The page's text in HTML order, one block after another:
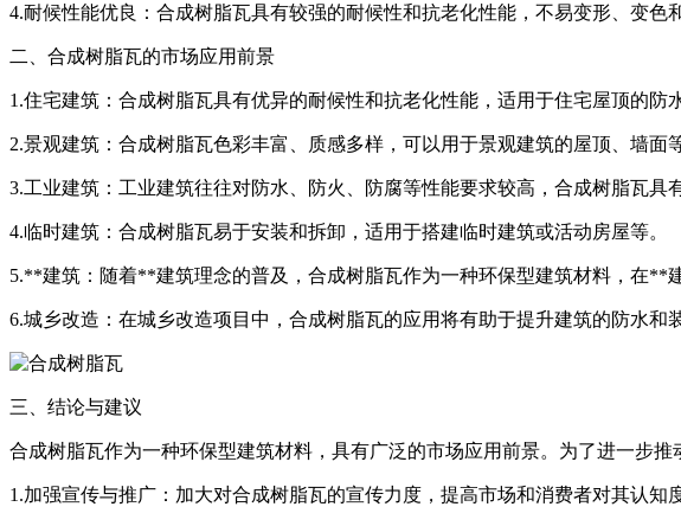
4.耐候性能优良：合成树脂瓦具有较强的耐候性和抗老化性能，不易变形、变色
二、合成树脂瓦的市场应用前景
1.住宅建筑：合成树脂瓦具有优异的耐候性和抗老化性能，适用于住宅屋顶的
2.景观建筑：合成树脂瓦色彩丰富、质感多样，可以用于景观建筑的屋顶、墙面
3.工业建筑：工业建筑往往对防水、防火、防腐等性能要求较高，合成树脂瓦具
4.临时建筑：合成树脂瓦易于安装和拆卸，适用于搭建临时建筑或活动房屋等。
5.**建筑：随着**建筑理念的普及，合成树脂瓦作为一种环保型建筑材料，在**
6.城乡改造：在城乡改造项目中，合成树脂瓦的应用将有助于提升建筑的防水和
三、结论与建议
合成树脂瓦作为一种环保型建筑材料，具有广泛的市场应用前景。为了进一步推
1.加强宣传与推广：加大对合成树脂瓦的宣传力度，提高市场和消费者对其认